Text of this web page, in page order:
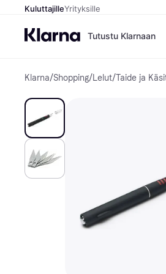
KuluttajilleYrityksille
Tutustu Klarnaan
Klarna/Shopping/Lelut/Taide ja